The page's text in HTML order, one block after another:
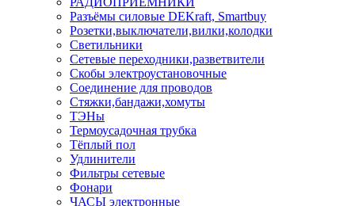
Разъёмы силовые DEKraft, Smartbuy
Розетки,выключатели,вилки,колодки
Светильники
Сетевые переходники,разветвители
Скобы электроустановочные
Соединение для проводов
Стяжки,бандажи,хомуты
ТЭНы
Термоусадочная трубка
Тёплый пол
Удлинители
Фильтры сетевые
Фонари
ЧАСЫ электронные